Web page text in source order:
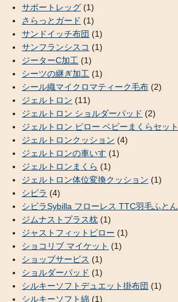
サポートレッグ (1)
さらっとガード (1)
サンドイッチ布団 (1)
サンフランシスコ (1)
ジーターC加工 (1)
シーツの継ぎ加工 (1)
シール織マイクロマティーク毛布 (2)
ジェルトロン (11)
ジェルトロン ショルダーパッド (2)
ジェルトロン ピロー ベビーまくらセット
ジェルトロンクッション (4)
ジェルトロンの車いす (1)
ジェルトロンまくら (1)
ジェルトロン体位変換クッション (1)
シビラ (4)
シビラSybilla フローレス TTC羽毛ふとん
ジムナストプラス枕 (1)
ジャストフィットピロー (1)
ショコリブ マイケット (1)
ショップサービス (1)
ショルダーパッド (1)
シルキーソフトデュエット掛布団 (1)
シルキーソフト綿 (1)